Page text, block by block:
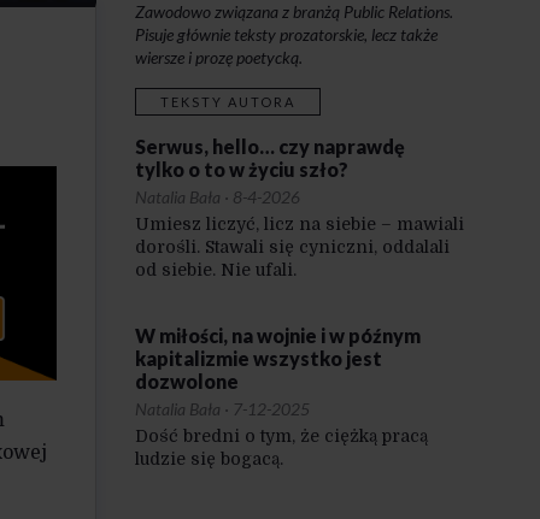
Zawodowo związana z branżą Public Relations.
Pisuje głównie teksty prozatorskie, lecz także
wiersze i prozę poetycką.
TEKSTY AUTORA
Serwus, hello… czy naprawdę
tylko o to w życiu szło?
Natalia Bała · 8-4-2026
Umiesz liczyć, licz na siebie – mawiali
dorośli. Stawali się cyniczni, oddalali
od siebie. Nie ufali.
W miłości, na wojnie i w późnym
kapitalizmie wszystko jest
dozwolone
Natalia Bała · 7-12-2025
Dość bredni o tym, że ciężką pracą
ludzie się bogacą.